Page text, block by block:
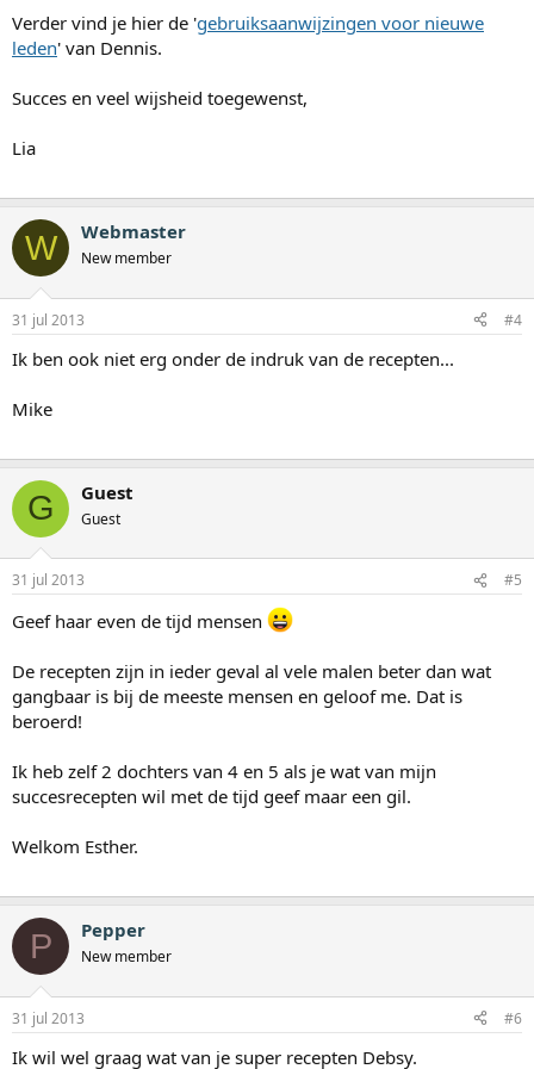
Verder vind je hier de 'gebruiksaanwijzingen voor nieuwe
leden' van Dennis.
Succes en veel wijsheid toegewenst,
Lia
W Webmaster
New member
31 jul 2013 #4
Ik ben ook niet erg onder de indruk van de recepten...
Mike
G Guest
Guest
31 jul 2013 #5
Geef haar even de tijd mensen
De recepten zijn in ieder geval al vele malen beter dan wat
gangbaar is bij de meeste mensen en geloof me. Dat is
beroerd!
Ik heb zelf 2 dochters van 4 en 5 als je wat van mijn
succesrecepten wil met de tijd geef maar een gil.
Welkom Esther.
P Pepper
New member
31 jul 2013 #6
Ik wil wel graag wat van je super recepten Debsy.